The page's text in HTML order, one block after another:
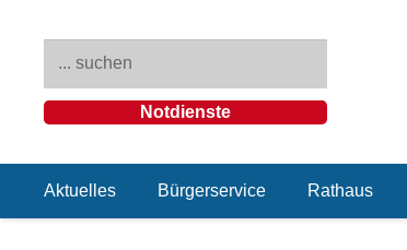
Notdienste
Aktuelles Bürgerservice Rathaus